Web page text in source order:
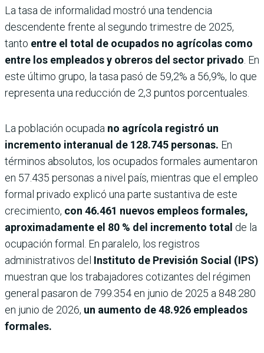
La tasa de informalidad mostró una tendencia
descendente frente al segundo trimestre de 2025,
tanto entre el total de ocupados no agrícolas como
entre los empleados y obreros del sector privado . En
este último grupo, la tasa pasó de 59,2% a 56,9%, lo que
representa una reducción de 2,3 puntos porcentuales.
La población ocupada no agrícola registró un
incremento interanual de 128.745 personas. En
términos absolutos, los ocupados formales aumentaron
en 57.435 personas a nivel país, mientras que el empleo
formal privado explicó una parte sustantiva de este
crecimiento, con 46.461 nuevos empleos formales,
aproximadamente el 80 % del incremento total de la
ocupación formal. En paralelo, los registros
administrativos del Instituto de Previsión Social (IPS)
muestran que los trabajadores cotizantes del régimen
general pasaron de 799.354 en junio de 2025 a 848.280
en junio de 2026, un aumento de 48.926 empleados
formales.